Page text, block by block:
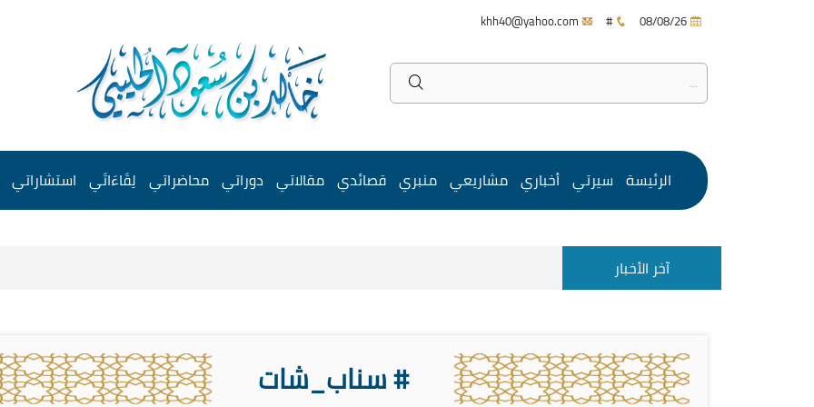
#
الرئيسة سيرتي أخباري مشاريعي منبري قصائدي مقالاتي دوراتي محاضراتي لِقَاءَاتَي استشاراتي
آخر الأخبار
# سناب_شات